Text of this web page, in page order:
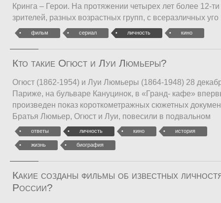
Кринга – Герои. На протяжении четырех лет более 12-
зрителей, разных возрастных групп, с всеразличных уго
фильм сериал личность кино
Кто такие Огюст и Луи Люмьеры?
Огюст (1862-1954) и Луи Люмьеры (1864-1948) 28
Париже, на бульваре Кануцинок, в «Гранд- кафе»
произведен показ короткометражных сюжетных
Братья Люмьер, Огюст и Луи, повесили в подвальном
ответы личность кино история
жизнь биография
Какие созданы фильмы об известных
России?